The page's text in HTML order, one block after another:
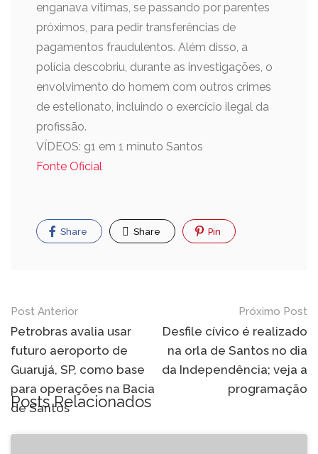
enganava vítimas, se passando por parentes
próximos, para pedir transferências de
pagamentos fraudulentos. Além disso, a
polícia descobriu, durante as investigações, o
envolvimento do homem com outros crimes
de estelionato, incluindo o exercício ilegal da
profissão.
VÍDEOS: g1 em 1 minuto Santos
Fonte Oficial
Share Share Pin
Post Anterior
Petrobras avalia usar
futuro aeroporto de
Guarujá, SP, como base
para operações na Bacia
de Santos
Próximo Post
Desfile cívico é realizado
na orla de Santos no dia
da Independência; veja a
programação
Posts Relacionados